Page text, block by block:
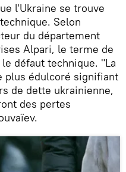
l'Ukraine se trouve
Selon
du département
Alpari, le terme de
défaut technique. "La
plus édulcoré signifiant
de dette ukrainienne,
des pertes